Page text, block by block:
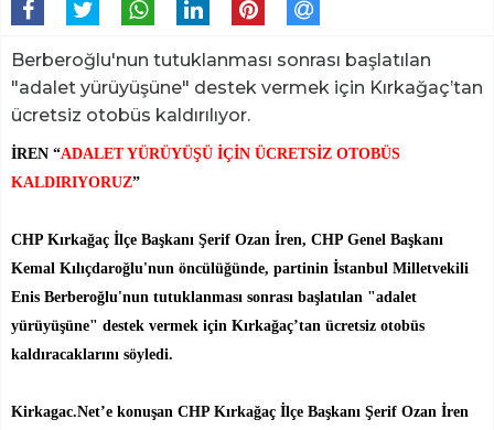
Berberoğlu'nun tutuklanması sonrası başlatılan
"adalet yürüyüşüne" destek vermek için Kırkağaç’tan
ücretsiz otobüs kaldırılıyor.
İREN “ADALET YÜRÜYÜŞÜ İÇİN ÜCRETSİZ OTOBÜS
KALDIRIYORUZ”
CHP Kırkağaç İlçe Başkanı Şerif Ozan İren, CHP Genel Başkanı
Kemal Kılıçdaroğlu'nun öncülüğünde, partinin İstanbul Milletvekili
Enis Berberoğlu'nun tutuklanması sonrası başlatılan "adalet
yürüyüşüne" destek vermek için Kırkağaç’tan ücretsiz otobüs
kaldıracaklarını söyledi.
Kirkagac.Net’e konuşan CHP Kırkağaç İlçe Başkanı Şerif Ozan İren